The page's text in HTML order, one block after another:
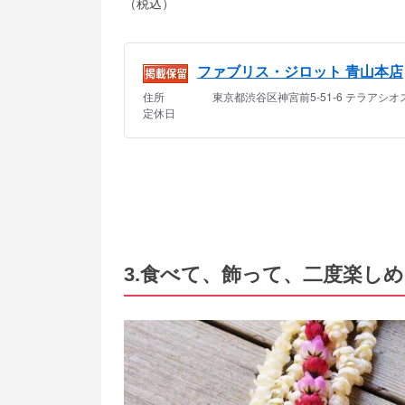
（税込）
3.食べて、飾って、二度楽し